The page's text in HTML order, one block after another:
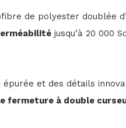
de polyester doublée
jusqu’à 20 000
épurée et des détails
fermeture à double